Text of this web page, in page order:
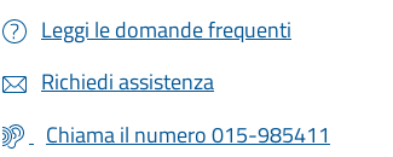
Leggi le domande frequenti
Richiedi assistenza
Chiama il numero 015-985411